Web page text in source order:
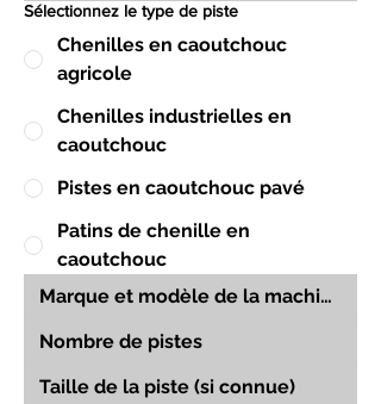
Sélectionnez le type de piste
Chenilles en caoutchouc
agricole
Chenilles industrielles en
caoutchouc
Pistes en caoutchouc pavé
Patins de chenille en
caoutchouc